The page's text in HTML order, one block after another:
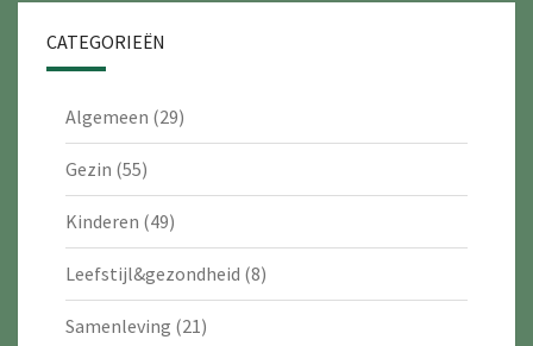
CATEGORIEËN
Algemeen (29)
Gezin (55)
Kinderen (49)
Leefstijl&gezondheid (8)
Samenleving (21)